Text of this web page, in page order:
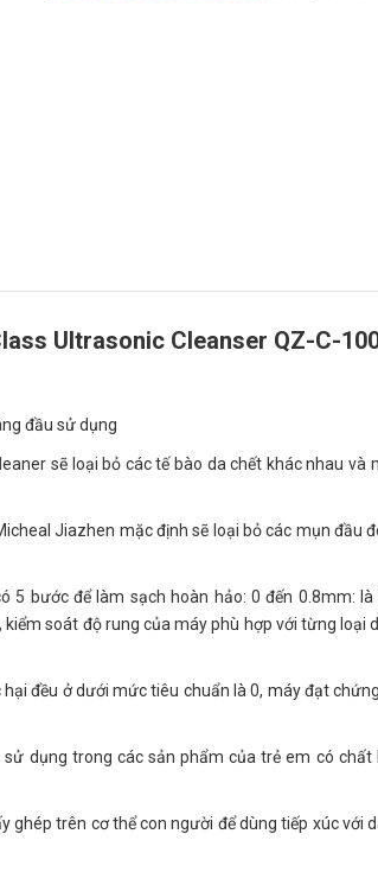
Ultrasonic Cleanser QZ-C-100
đầu sử dụng
sẽ loại bỏ các tế bào da chết khác nhau và
Jiazhen mặc định sẽ loại bỏ các mụn đầu
bước để làm sạch hoàn hảo: 0 đến 0.8mm: là
soát độ rung của máy phù hợp với từng loại
đều ở dưới mức tiêu chuẩn là 0, máy đạt
dụng trong các sản phẩm của trẻ em có chất
trên cơ thể con người để dùng tiếp xúc với